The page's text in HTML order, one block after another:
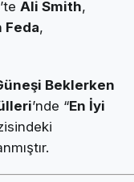
’te Ali Smith,
Feda,
Beklerken
’nde “En İyi